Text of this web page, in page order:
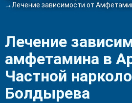
Наркомания
Алкоголизм
Кодирование
Психиатрия
Лечение зависимости от
Лечение
амфетамина в
Частной
Болдырева